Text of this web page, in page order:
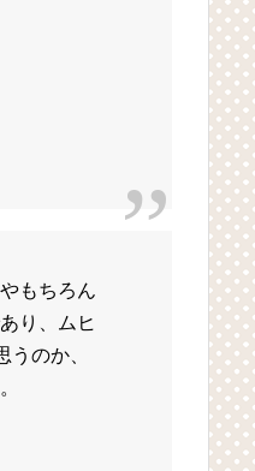
もちろん
り、ムヒ
のか、